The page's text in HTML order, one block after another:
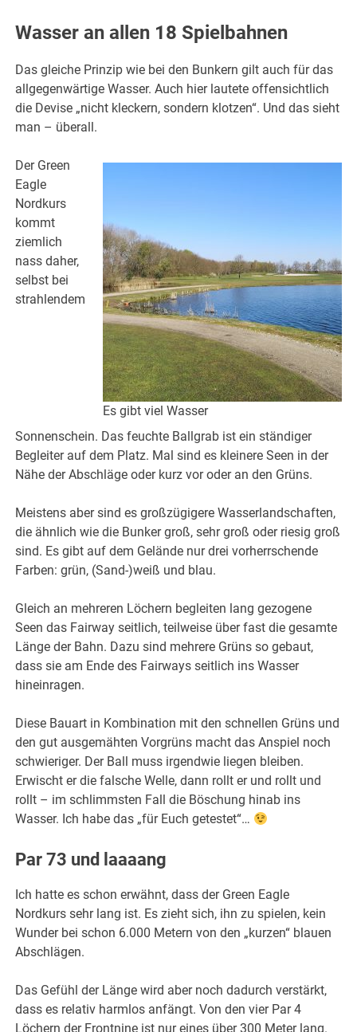
Wasser an allen 18 Spielbahnen
Das gleiche Prinzip wie bei den Bunkern gilt auch für das
allgegenwärtige Wasser. Auch hier lautete offensichtlich
die Devise „nicht kleckern, sondern klotzen“. Und das sieht
man – überall.
Es gibt viel Wasser
Der Green
Eagle
Nordkurs
kommt
ziemlich
nass daher,
selbst bei
strahlendem
Sonnenschein. Das feuchte Ballgrab ist ein ständiger
Begleiter auf dem Platz. Mal sind es kleinere Seen in der
Nähe der Abschläge oder kurz vor oder an den Grüns.
Meistens aber sind es großzügigere Wasserlandschaften,
die ähnlich wie die Bunker groß, sehr groß oder riesig groß
sind. Es gibt auf dem Gelände nur drei vorherrschende
Farben: grün, (Sand-)weiß und blau.
Gleich an mehreren Löchern begleiten lang gezogene
Seen das Fairway seitlich, teilweise über fast die gesamte
Länge der Bahn. Dazu sind mehrere Grüns so gebaut,
dass sie am Ende des Fairways seitlich ins Wasser
hineinragen.
Diese Bauart in Kombination mit den schnellen Grüns und
den gut ausgemähten Vorgrüns macht das Anspiel noch
schwieriger. Der Ball muss irgendwie liegen bleiben.
Erwischt er die falsche Welle, dann rollt er und rollt und
rollt – im schlimmsten Fall die Böschung hinab ins
Wasser. Ich habe das „für Euch getestet“…
Par 73 und laaaang
Ich hatte es schon erwähnt, dass der Green Eagle
Nordkurs sehr lang ist. Es zieht sich, ihn zu spielen, kein
Wunder bei schon 6.000 Metern von den „kurzen“ blauen
Abschlägen.
Das Gefühl der Länge wird aber noch dadurch verstärkt,
dass es relativ harmlos anfängt. Von den vier Par 4
Löchern der Frontnine ist nur eines über 300 Meter lang.